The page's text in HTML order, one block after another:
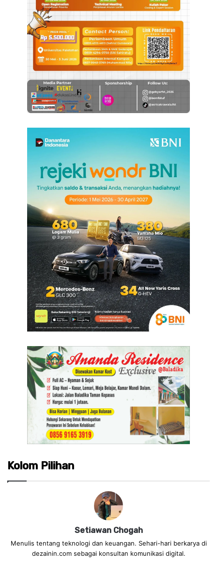
Kolom Pilihan
Setiawan Chogah
Menulis tentang teknologi dan keuangan. Sehari-hari berkarya di
dezainin.com sebagai konsultan komunikasi digital.